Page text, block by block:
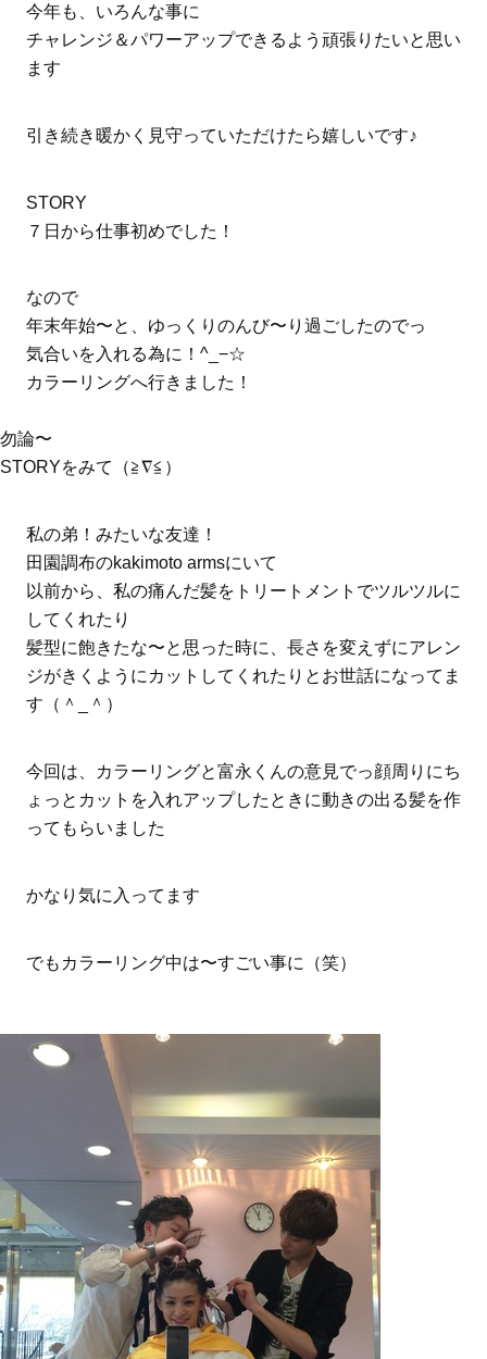
今年も、いろんな事に
チャレンジ＆パワーアップできるよう頑張りたいと思い
ます
引き続き暖かく見守っていただけたら嬉しいです♪
STORY
７日から仕事初めでした！
なので
年末年始〜と、ゆっくりのんび〜り過ごしたのでっ
気合いを入れる為に！^_−☆
カラーリングへ行きました！
勿論〜
STORYをみて（≧∇≦）
私の弟！みたいな友達！
田園調布のkakimoto armsにいて
以前から、私の痛んだ髪をトリートメントでツルツルに
してくれたり
髪型に飽きたな〜と思った時に、長さを変えずにアレン
ジがきくようにカットしてくれたりとお世話になってま
す（＾_＾）
今回は、カラーリングと富永くんの意見でっ顔周りにち
ょっとカットを入れアップしたときに動きの出る髪を作
ってもらいました
かなり気に入ってます
でもカラーリング中は〜すごい事に（笑）